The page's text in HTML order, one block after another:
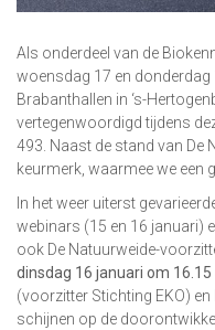
Als onderdeel van de
woensdag 17 en donderdag
Brabanthallen in ‘s-
vertegenwoordigd tijdens
493. Naast de stand van De
keurmerk, waarmee we een
In het weer uiterst
webinars (15 en 16 januari)
ook De Natuurweide-
dinsdag 16 januari om 16.15
(voorzitter Stichting EKO)
schijnen op de